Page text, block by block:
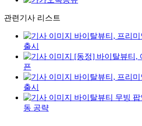
관련기사 리스트
바이탈뷰티, 프리미
출시
[동정] 바이탈뷰티,
픈
바이탈뷰티, 프리미
출시
바이탈뷰티 무빙
동 공략